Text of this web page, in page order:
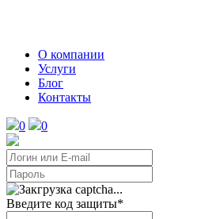
О компании
Услуги
Блог
Контакты
0 0
Введите код защиты*